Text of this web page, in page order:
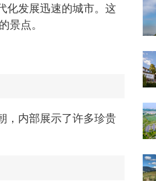
化发展迅速的城市。这
景点。
，内部展示了许多珍贵